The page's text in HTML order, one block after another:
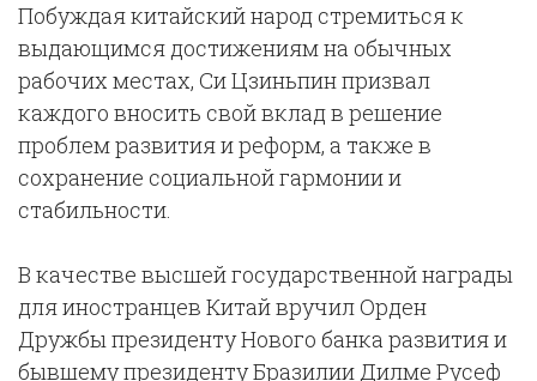
Побуждая китайский народ стремиться к
выдающимся достижениям на обычных
рабочих местах, Си Цзиньпин призвал
каждого вносить свой вклад в решение
проблем развития и реформ, а также в
сохранение социальной гармонии и
стабильности.
В качестве высшей государственной награды
для иностранцев Китай вручил Орден
Дружбы президенту Нового банка развития и
бывшему президенту Бразилии Дилме Русеф